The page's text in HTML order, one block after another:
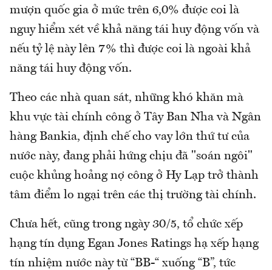
mượn quốc gia ở mức trên 6,0% được coi là
nguy hiểm xét về khả năng tái huy động vốn và
nếu tỷ lệ này lên 7% thì được coi là ngoài khả
năng tái huy động vốn.
Theo các nhà quan sát, những khó khăn mà
khu vực tài chính công ở Tây Ban Nha và Ngân
hàng Bankia, định chế cho vay lớn thứ tư của
nước này, đang phải hứng chịu đã "soán ngôi"
cuộc khủng hoảng nợ công ở Hy Lạp trở thành
tâm điểm lo ngại trên các thị trường tài chính.
Chưa hết, cũng trong ngày 30/5, tổ chức xếp
hạng tín dụng Egan Jones Ratings hạ xếp hạng
tín nhiệm nước này từ “BB-“ xuống “B”, tức